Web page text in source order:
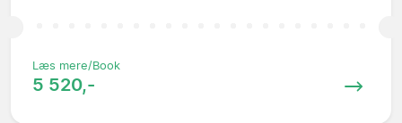
Læs mere/Book
5 520,-